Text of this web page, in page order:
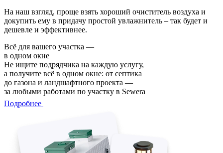
На наш взгляд, проще взять хороший очиститель воздуха и
докупить ему в придачу простой увлажнитель – так будет и
дешевле и эффективнее.
Всё для вашего участка —
в одном окне
Не ищите подрядчика на каждую услугу,
а получите всё в одном окне: от септика
до газона и ландшафтного проекта —
за любыми работами по участку в Sewera
Подробнее